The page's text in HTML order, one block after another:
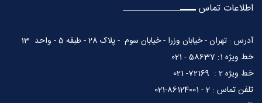
اطلاعات تماس
آدرس : تهران - خیابان وزرا - خیابان سوم - پلاک 28 - طبقه 5 - واحد 13
خط ویژه 1: 58637 - 021
خط ویژه 2 : 72169- 021
تلفن تماس : 2 - 86124001-021